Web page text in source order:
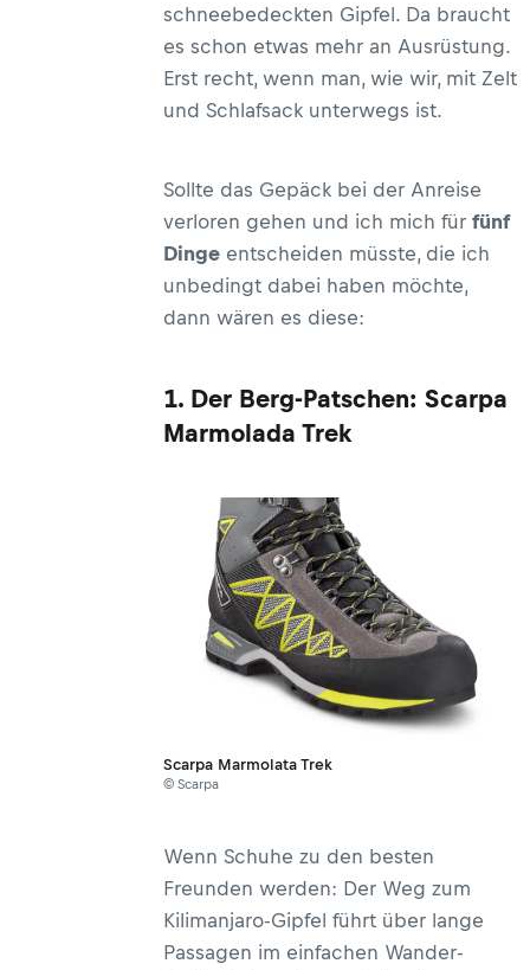
schneebedeckten Gipfel. Da braucht
es schon etwas mehr an Ausrüstung.
Erst recht, wenn man, wie wir, mit Zelt
und Schlafsack unterwegs ist.
Sollte das Gepäck bei der Anreise
verloren gehen und ich mich für fünf
Dinge entscheiden müsste, die ich
unbedingt dabei haben möchte,
dann wären es diese:
1. Der Berg-Patschen: Scarpa
Marmolada Trek
Scarpa Marmolata Trek
© Scarpa
Wenn Schuhe zu den besten
Freunden werden: Der Weg zum
Kilimanjaro-Gipfel führt über lange
Passagen im einfachen Wander-